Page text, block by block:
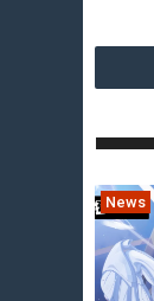
News